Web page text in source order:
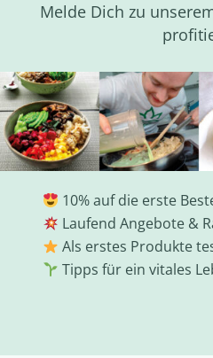
Melde Dich zu
10% auf die erste
Laufend Angebote &
Als erstes Produkte
Tipps für ein vitales